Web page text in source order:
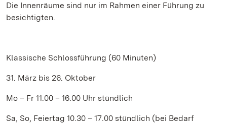
Die Innenräume sind nur im Rahmen einer Führung zu
besichtigten.
Klassische Schlossführung (60 Minuten)
31. März bis 26. Oktober
Mo – Fr 11.00 – 16.00 Uhr stündlich
Sa, So, Feiertag 10.30 – 17.00 stündlich (bei Bedarf